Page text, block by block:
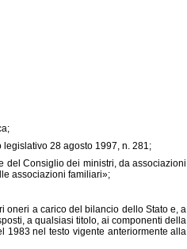
28 agosto 1997, n. 281;
del Consiglio dei ministri, da associazioni
associazioni familiari»;
oneri a carico del bilancio dello Stato e, a
a qualsiasi titolo, ai componenti della
1983 nel testo vigente anteriormente alla